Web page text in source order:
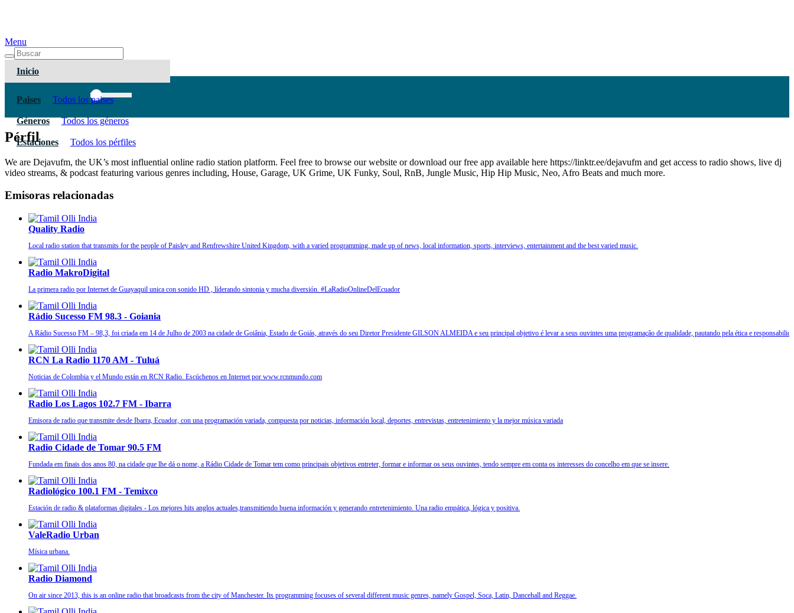
Menu
Inicio
Paises Todos los paises
Géneros Todos los géneros
Estaciones Todos los pérfiles
Pérfil
We are Dejavufm, the UK’s most influential online radio station platform. Feel free to browse our website or download our free app available here https://linktr.ee/dejavufm and get access to radio shows, live dj
video streams, & podcast featuring various genres including, House, Garage, UK Grime, UK Funky, Soul, RnB, Jungle Music, Hip Hip Music, Neo, Afro Beats and much more.
Emisoras relacionadas
Quality Radio
Local radio station that transmits for the people of Paisley and Renfrewshire United Kingdom, with a varied programming, made up of news, local information, sports, interviews, entertainment and the best varied music.
Radio MakroDigital
La primera radio por Internet de Guayaquil unica con sonido HD , líderando sintonia y mucha diversión. #LaRadioOnlineDelEcuador
Rádio Sucesso FM 98.3 - Goiania
A Rádio Sucesso FM – 98,3, foi criada em 14 de Julho de 2003 na cidade de Goiânia, Estado de Goiás, através do seu Diretor Presidente GILSON ALMEIDA e seu principal objetivo é levar a seus ouvintes uma programação de qualidade, pautando pela ética e
RCN La Radio 1170 AM - Tuluá
Noticias de Colombia y el Mundo están en RCN Radio. Escúchenos en Internet por www.rcnmundo.com
Radio Los Lagos 102.7 FM - Ibarra
Emisora de radio que transmite desde Ibarra, Ecuador, con una programación variada, compuesta por noticias, información local, deportes, entrevistas, entretenimiento y la mejor música variada
Radio Cidade de Tomar 90.5 FM
Fundada em finais dos anos 80, na cidade que lhe dá o nome, a Rádio Cidade de Tomar tem como principais objetivos entreter, formar e informar os seus ouvintes, tendo sempre em conta os interesses do concelho em que se insere.
Radiológico 100.1 FM - Temixco
Estación de radio & plataformas digitales - Los mejores hits anglos actuales,transmitiendo buena información y generando entretenimiento. Una radio empática, lógica y positiva.
ValeRadio Urban
Mísica urbana.
Radio Diamond
On air since 2013, this is an online radio that broadcasts from the city of Manchester. Its programming focuses of several different music genres, namely Gospel, Soca, Latin, Dancehall and Reggae.